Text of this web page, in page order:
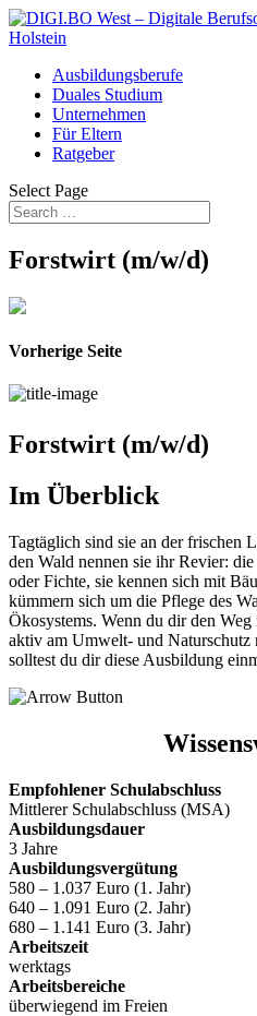
Ausbildungsberufe
Duales Studium
Unternehmen
Für Eltern
Ratgeber
Select Page
Forstwirt (m/w/d)
Vorherige Seite
Forstwirt (m/w/d)
Im Überblick
Tagtäglich sind sie an der frischen
den Wald nennen sie ihr Revier:
oder Fichte, sie kennen sich mit
kümmern sich um die Pflege des
Ökosystems. Wenn du dir den Weg
aktiv am Umwelt- und Naturschutz
solltest du dir diese Ausbildung
Empfohlener Schulabschluss
Mittlerer Schulabschluss (MSA)
Ausbildungsdauer
3 Jahre
Ausbildungsvergütung
580 – 1.037 Euro (1. Jahr)
640 – 1.091 Euro (2. Jahr)
680 – 1.141 Euro (3. Jahr)
Arbeitszeit
werktags
Arbeitsbereiche
überwiegend im Freien